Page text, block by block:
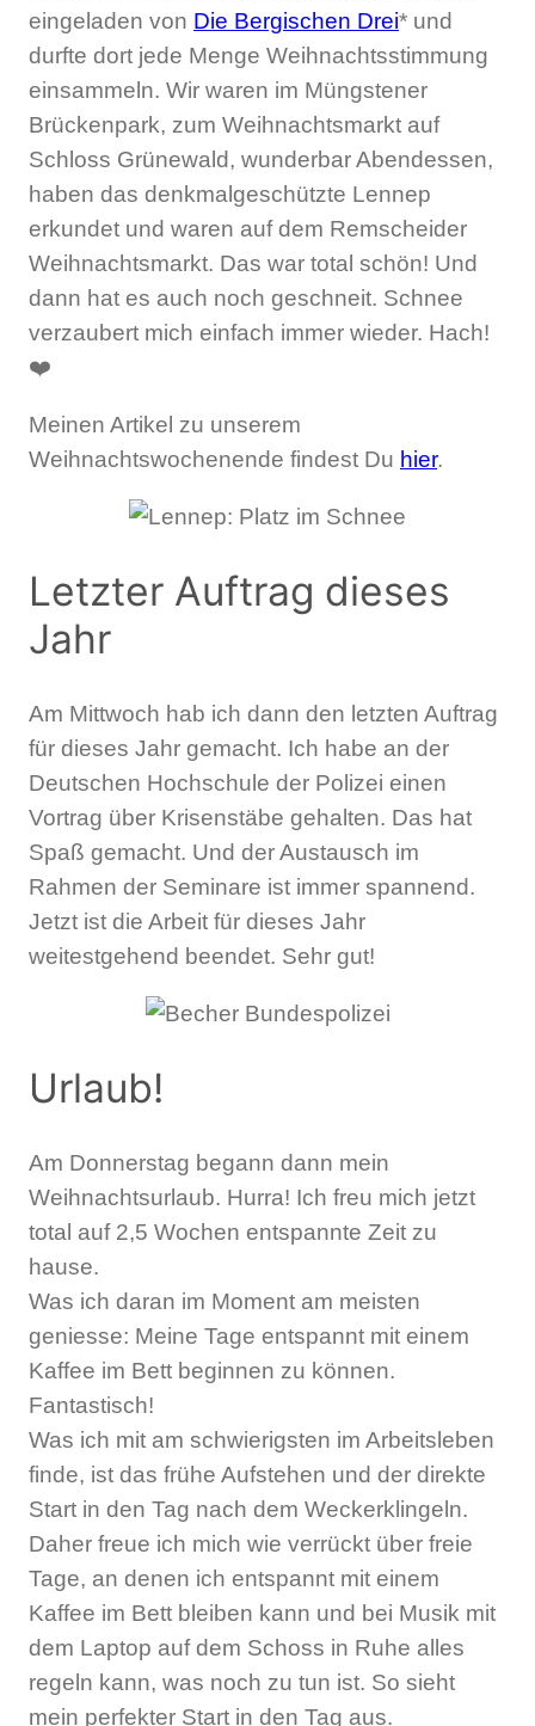
eingeladen von Die Bergischen Drei* und
durfte dort jede Menge Weihnachtsstimmung
einsammeln. Wir waren im Müngstener
Brückenpark, zum Weihnachtsmarkt auf
Schloss Grünewald, wunderbar Abendessen,
haben das denkmalgeschützte Lennep
erkundet und waren auf dem Remscheider
Weihnachtsmarkt. Das war total schön! Und
dann hat es auch noch geschneit. Schnee
verzaubert mich einfach immer wieder. Hach!
❤️
Meinen Artikel zu unserem
Weihnachtswochenende findest Du hier.
Letzter Auftrag dieses
Jahr
Am Mittwoch hab ich dann den letzten Auftrag
für dieses Jahr gemacht. Ich habe an der
Deutschen Hochschule der Polizei einen
Vortrag über Krisenstäbe gehalten. Das hat
Spaß gemacht. Und der Austausch im
Rahmen der Seminare ist immer spannend.
Jetzt ist die Arbeit für dieses Jahr
weitestgehend beendet. Sehr gut!
Urlaub!
Am Donnerstag begann dann mein
Weihnachtsurlaub. Hurra! Ich freu mich jetzt
total auf 2,5 Wochen entspannte Zeit zu
hause.
Was ich daran im Moment am meisten
geniesse: Meine Tage entspannt mit einem
Kaffee im Bett beginnen zu können.
Fantastisch!
Was ich mit am schwierigsten im Arbeitsleben
finde, ist das frühe Aufstehen und der direkte
Start in den Tag nach dem Weckerklingeln.
Daher freue ich mich wie verrückt über freie
Tage, an denen ich entspannt mit einem
Kaffee im Bett bleiben kann und bei Musik mit
dem Laptop auf dem Schoss in Ruhe alles
regeln kann, was noch zu tun ist. So sieht
mein perfekter Start in den Tag aus.